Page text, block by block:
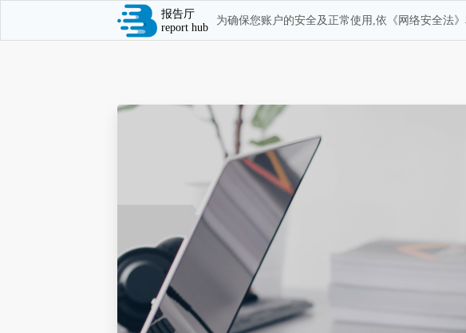
报告厅
report hub
为确保您账户的安全及正常使用,依《网络安全法